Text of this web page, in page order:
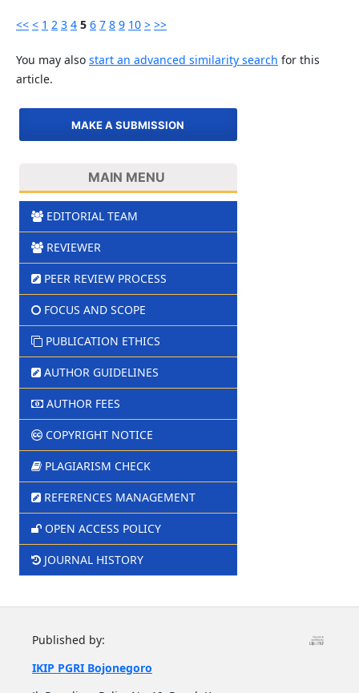
<< < 1 2 3 4 5 6 7 8 9 10 > >>
You may also start an advanced similarity search for this
article.
MAKE A SUBMISSION
MAIN MENU
EDITORIAL TEAM
REVIEWER
PEER REVIEW PROCESS
FOCUS AND SCOPE
PUBLICATION ETHICS
AUTHOR GUIDELINES
AUTHOR FEES
COPYRIGHT NOTICE
PLAGIARISM CHECK
REFERENCES MANAGEMENT
OPEN ACCESS POLICY
JOURNAL HISTORY
Published by:
IKIP PGRI Bojonegoro